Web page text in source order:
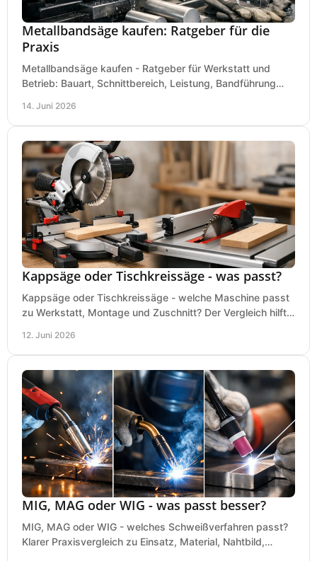
Metallbandsäge kaufen: Ratgeber für die
Praxis
Metallbandsäge kaufen - Ratgeber für Werkstatt und
Betrieb: Bauart, Schnittbereich, Leistung, Bandführung
14. Juni 2026
Kappsäge oder Tischkreissäge - was passt?
Kappsäge oder Tischkreissäge - welche Maschine passt
zu Werkstatt, Montage und Zuschnitt? Der Vergleich hilft
12. Juni 2026
MIG, MAG oder WIG - was passt besser?
MIG, MAG oder WIG - welches Schweißverfahren passt?
Klarer Praxisvergleich zu Einsatz, Material, Nahtbild,